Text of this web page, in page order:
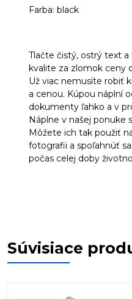
Farba: black
Tlačte čistý, ostrý text
kvalite za zlomok ceny
Už viac nemusíte robiť
a cenou. Kúpou náplní
dokumenty ľahko a v
Náplne v našej ponuke
Môžete ich tak použiť
fotografii a spoľahnúť
počas celej doby
Súvisiace